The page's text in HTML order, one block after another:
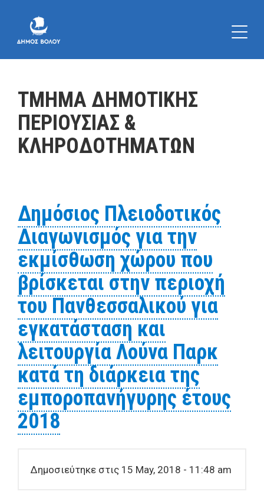
ΤΜΗΜΑ ΔΗΜΟΤΙΚΗΣ
ΠΕΡΙΟΥΣΙΑΣ &
ΚΛΗΡΟΔΟΤΗΜΑΤΩΝ
Δημόσιος Πλειοδοτικός
Διαγωνισμός για την
εκμίσθωση χώρου που
βρίσκεται στην περιοχή
του Πανθεσσαλικού για
εγκατάσταση και
λειτουργία Λούνα Παρκ
κατά τη διάρκεια της
εμποροπανήγυρης έτους
2018
Δημοσιεύτηκε στις 15 May, 2018 - 11:48 am